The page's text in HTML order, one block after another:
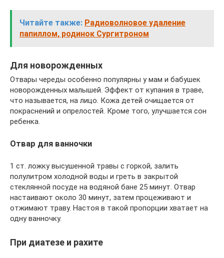
Читайте также: Радиоволновое удаление
папиллом, родинок Сургитроном
Для новорожденных
Отвары череды особенно популярны у мам и бабушек
новорожденных малышей. Эффект от купания в траве,
что называется, на лицо. Кожа детей очищается от
покраснений и опрелостей. Кроме того, улучшается сон
ребенка.
Отвар для ванночки
1 ст. ложку высушенной травы с горкой, залить
полулитром холодной воды и греть в закрытой
стеклянной посуде на водяной бане 25 минут. Отвар
настаивают около 30 минут, затем процеживают и
отжимают траву. Настоя в такой пропорции хватает на
одну ванночку.
При диатезе и рахите